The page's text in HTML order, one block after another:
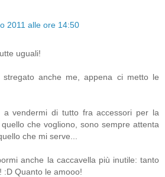
2011 alle ore 14:50
uguali!
anche me, appena ci metto le
a vendermi di tutto fra accessori per la
che vogliono, sono sempre attenta
che mi serve...
anche la caccavella più inutile: tanto
:D Quanto le amooo!